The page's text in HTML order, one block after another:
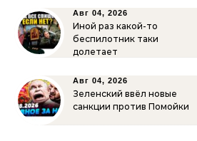
Авг 04, 2026
Иной раз какой-то
беспилотник таки
долетает
Авг 04, 2026
Зеленский ввёл новые
санкции против Помойки